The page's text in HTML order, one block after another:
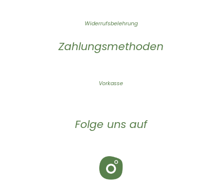
Widerrufsbelehrung
Zahlungsmethoden
Vorkasse
Folge uns auf